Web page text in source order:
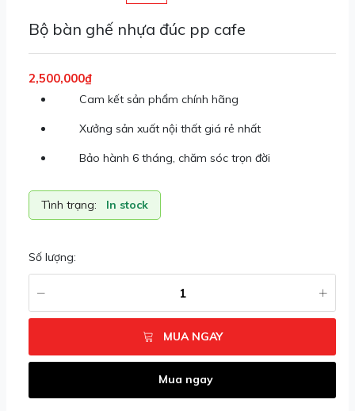
Bộ bàn ghế nhựa đúc pp cafe
2,500,000₫
Cam kết sản phẩm chính hãng
Xưởng sản xuất nội thất giá rẻ nhất
Bảo hành 6 tháng, chăm sóc trọn đời
Tình trạng: In stock
Số lượng:
MUA NGAY
Mua ngay